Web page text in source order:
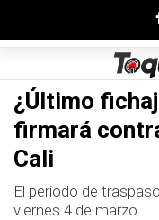
¿Último
firmará
Cali
El periodo de
viernes 4 de marzo.